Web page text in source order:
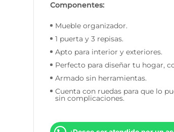
Componentes:
Mueble organizador.
1 puerta y 3 repisas.
Apto para interior y exteriores.
Perfecto para diseñar tu hogar,
Armado sin herramientas.
Cuenta con ruedas para que lo
sin complicaciones.